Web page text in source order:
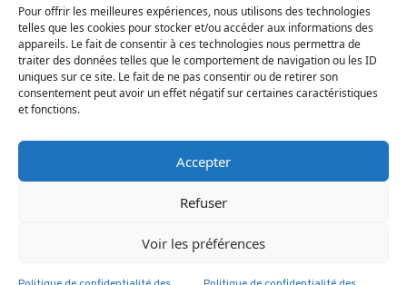
Pour offrir les meilleures expériences, nous utilisons des technologies
telles que les cookies pour stocker et/ou accéder aux informations des
appareils. Le fait de consentir à ces technologies nous permettra de
traiter des données telles que le comportement de navigation ou les ID
uniques sur ce site. Le fait de ne pas consentir ou de retirer son
consentement peut avoir un effet négatif sur certaines caractéristiques
et fonctions.
Accepter
Refuser
Voir les préférences